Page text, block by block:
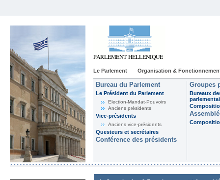
Le Parlement Organisation &
Bureau du Parlement
Le Président du Parlement
Election-Mandat-Pouvoirs
Anciens présidents
Vice-présidents
Anciens vice-présidents
Questeurs et secrétaires
Conférence des présidents
Groupes
Bureaux